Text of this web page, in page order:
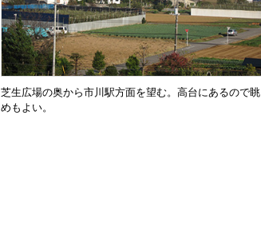
芝生広場の奥から市川駅方面を望む。高台にあるので眺
めもよい。